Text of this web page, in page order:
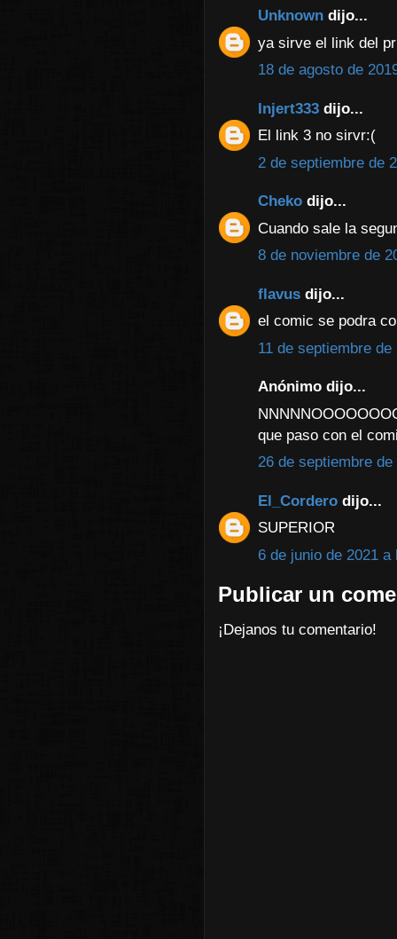
Unknown dijo...
ya sirve el link del
18 de agosto de
Injert333 dijo...
El link 3 no sirvr:(
2 de septiembre de
Cheko dijo...
Cuando sale la
8 de noviembre de
flavus dijo...
el comic se podra
11 de septiembre
Anónimo dijo...
que paso con el
26 de septiembre
El_Cordero dijo...
SUPERIOR
6 de junio de 2021 a
Publicar un
¡Dejanos tu comentario!